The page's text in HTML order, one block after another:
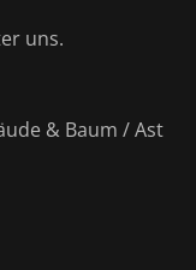
uns.
& Baum / Ast